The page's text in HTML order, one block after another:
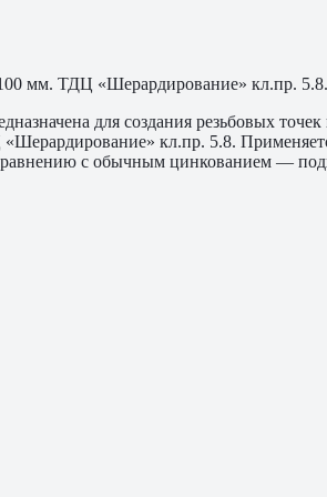
мм. ТДЦ «Шерардирование» кл.пр. 5.8.
для создания резьбовых
кл.пр. 5.8.
с обычным цинкованием —